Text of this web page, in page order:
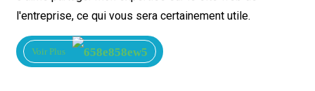
l'entreprise, ce qui vous sera certainement utile.
Voir Plus